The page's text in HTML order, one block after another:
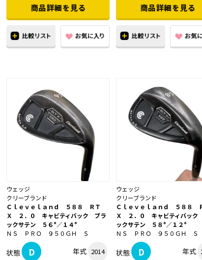
ウェッジ
クリーブランド
Ｃｌｅｖｅｌａｎｄ ５８８ ＲＴ
Ｘ ２．０ キャビティバック ブラ
ックサテン ５６°／１４°
ＮＳ ＰＲＯ ９５０ＧＨ Ｓ
状態 D 年式 2014
ウェッジ
クリーブランド
Ｃｌｅｖｅｌａｎｄ ５８８
Ｘ ２．０ キャビティバック
ックサテン ５８°／１２°
ＮＳ ＰＲＯ ９５０ＧＨ Ｓ
状態 D 年式